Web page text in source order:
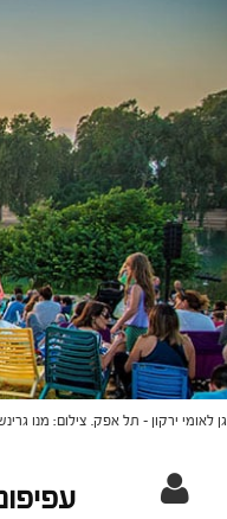
גן לאומי ירקון - תל אפק. צילום: מנו